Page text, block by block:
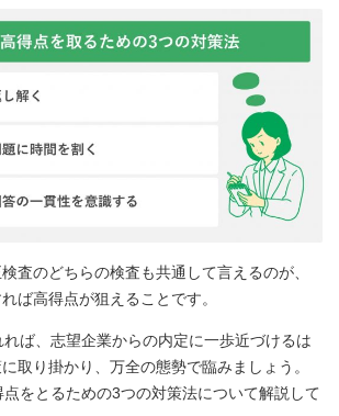
査のどちらの検査も共通して言えるのが、
ば高得点が狙えることです。
ば、志望企業からの内定に一歩近づけるは
取り掛かり、万全の態勢で臨みましょう。
点をとるための3つの対策法について解説して